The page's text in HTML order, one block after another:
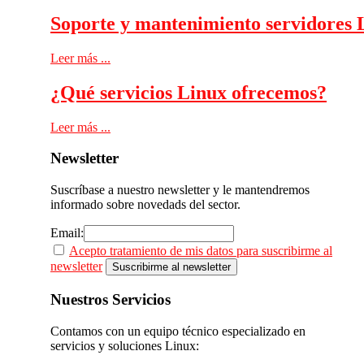
Soporte y mantenimiento servidores
Leer más ...
¿Qué servicios Linux ofrecemos?
Leer más ...
Newsletter
Suscríbase a nuestro newsletter y le mantendremos
informado sobre novedads del sector.
Email:
Acepto tratamiento de mis datos para suscribirme al
newsletter
Nuestros Servicios
Contamos con un equipo técnico especializado en
servicios y soluciones Linux: